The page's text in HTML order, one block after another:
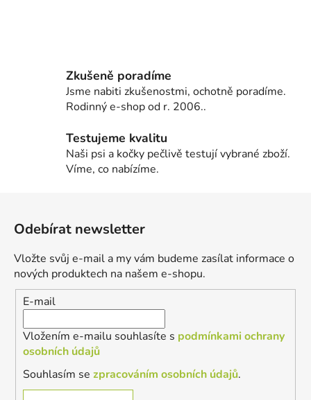
Zkušeně poradíme
Jsme nabiti zkušenostmi, ochotně poradíme.
Rodinný e-shop od r. 2006..
Testujeme kvalitu
Naši psi a kočky pečlivě testují vybrané zboží.
Víme, co nabízíme.
Odebírat newsletter
Vložte svůj e-mail a my vám budeme zasílat informace o
nových produktech na našem e-shopu.
E-mail
Vložením e-mailu souhlasíte s podmínkami ochrany
osobních údajů
Souhlasím se zpracováním osobních údajů.